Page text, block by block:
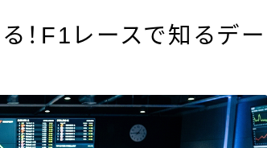
エンジニア
アジャイル
！F1レースで知るデー